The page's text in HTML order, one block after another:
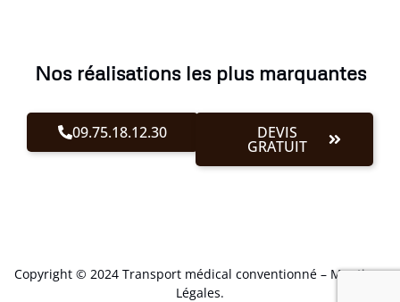
Nos réalisations les plus marquantes
09.75.18.12.30 DEVIS
GRATUIT
Copyright © 2024 Transport médical conventionné – Mentions
Légales.